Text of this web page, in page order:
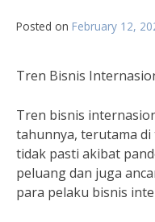
Posted on February 12,
Tren Bisnis
Tren bisnis
tahunnya, terutama
tidak pasti akibat
peluang dan juga
para pelaku bisnis